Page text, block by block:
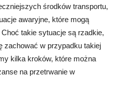
środków transportu,
awaryjne, które mogą
takie sytuacje są rzadkie,
zachować w przypadku takiej
kilka kroków, które można
na przetrwanie w